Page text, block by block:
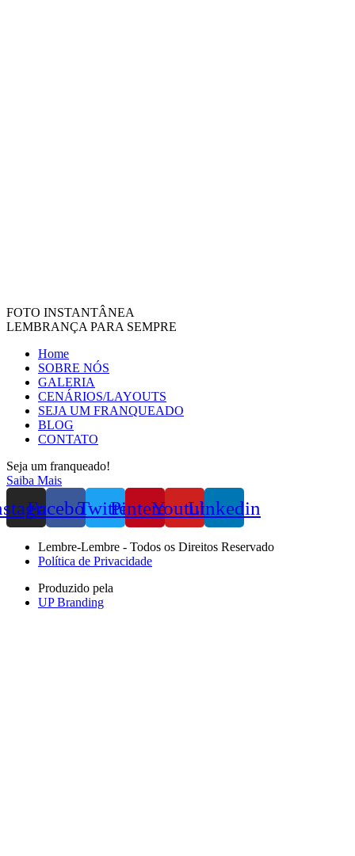
FOTO INSTANTÂNEA
LEMBRANÇA PARA SEMPRE
Home
SOBRE NÓS
GALERIA
CENÁRIOS/LAYOUTS
SEJA UM FRANQUEADO
BLOG
CONTATO
Seja um franqueado!
Saiba Mais
FacebookTwitterPinterestYoutubeLinkedin
Lembre-Lembre - Todos os Direitos Reservado
Política de Privacidade
Produzido pela
UP Branding